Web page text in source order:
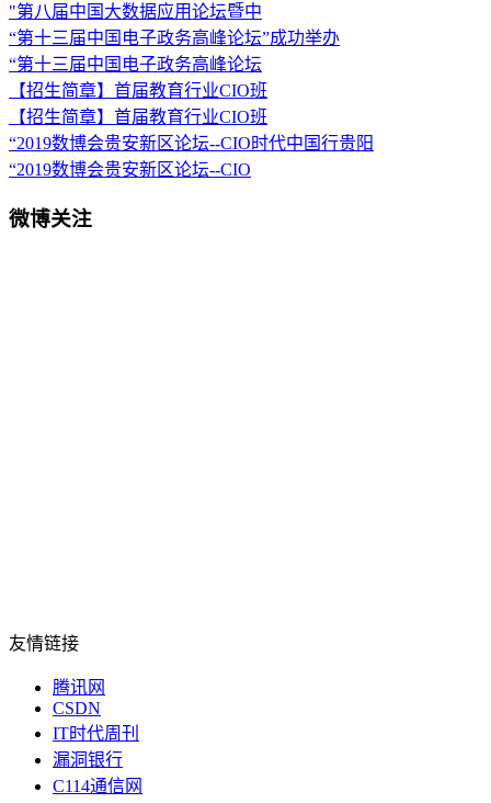
"第八届中国大数据应用论坛暨中
“第十三届中国电子政务高峰论坛”成功举办
“第十三届中国电子政务高峰论坛
【招生简章】首届教育行业CIO班
【招生简章】首届教育行业CIO班
“2019数博会贵安新区论坛--CIO时代中国行贵阳
“2019数博会贵安新区论坛--CIO
微博关注
友情链接
腾讯网
CSDN
IT时代周刊
漏洞银行
C114通信网